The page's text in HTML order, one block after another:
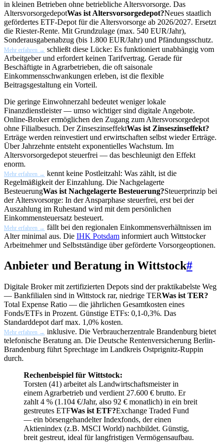
in kleinen Betrieben ohne betriebliche Altersvorsorge. Das
AltersvorsorgedepotWas ist Altersvorsorgedepot?Neues staatlich
gefördertes ETF-Depot für die Altersvorsorge ab 2026/2027. Ersetzt
die Riester-Rente. Mit Grundzulage (max. 540 EUR/Jahr),
Sonderausgabenabzug (bis 1.800 EUR/Jahr) und Pfändungsschutz.
Mehr erfahren → schließt diese Lücke: Es funktioniert unabhängig vom
Arbeitgeber und erfordert keinen Tarifvertrag. Gerade für
Beschäftigte in Agrarbetrieben, die oft saisonale
Einkommensschwankungen erleben, ist die flexible
Beitragsgestaltung ein Vorteil.
Die geringe Einwohnerzahl bedeutet weniger lokale
Finanzdienstleister — umso wichtiger sind digitale Angebote.
Online-Broker ermöglichen den Zugang zum Altersvorsorgedepot
ohne Filialbesuch. Der ZinseszinseffektWas ist Zinseszinseffekt?
Erträge werden reinvestiert und erwirtschaften selbst wieder Erträge.
Über Jahrzehnte entsteht exponentielles Wachstum. Im
Altersvorsorgedepot steuerfrei — das beschleunigt den Effekt
enorm.
Mehr erfahren → kennt keine Postleitzahl: Was zählt, ist die
Regelmäßigkeit der Einzahlung. Die Nachgelagerte
BesteuerungWas ist Nachgelagerte Besteuerung?Steuerprinzip bei
der Altersvorsorge: In der Ansparphase steuerfrei, erst bei der
Auszahlung im Ruhestand wird mit dem persönlichen
Einkommensteuersatz besteuert.
Mehr erfahren → fällt bei den regionalen Einkommensverhältnissen im
Alter minimal aus. Die IHK Potsdam informiert auch Wittstocker
Arbeitnehmer und Selbstständige über geförderte Vorsorgeoptionen.
Anbieter und Beratung in Wittstock#
Digitale Broker mit zertifizierten Depots sind der praktikabelste Weg
— Bankfilialen sind in Wittstock rar, niedrige TERWas ist TER?
Total Expense Ratio — die jährlichen Gesamtkosten eines
Fonds/ETFs in Prozent. Günstige ETFs: 0,1-0,3%. Das
Standarddepot darf max. 1,0% kosten.
Mehr erfahren → inklusive. Die Verbraucherzentrale Brandenburg bietet
telefonische Beratung an. Die Deutsche Rentenversicherung Berlin-
Brandenburg führt Sprechtage im Landkreis Ostprignitz-Ruppin
durch.
Rechenbeispiel für Wittstock:
Torsten (41) arbeitet als Landwirtschaftsmeister in
einem Agrarbetrieb und verdient 27.600 € brutto. Er
zahlt 4 % (1.104 €/Jahr, also 92 € monatlich) in ein breit
gestreutes ETFWas ist ETF?Exchange Traded Fund
— ein börsengehandelter Indexfonds, der einen
Aktienindex (z.B. MSCI World) nachbildet. Günstig,
breit gestreut, ideal für langfristigen Vermögensaufbau.